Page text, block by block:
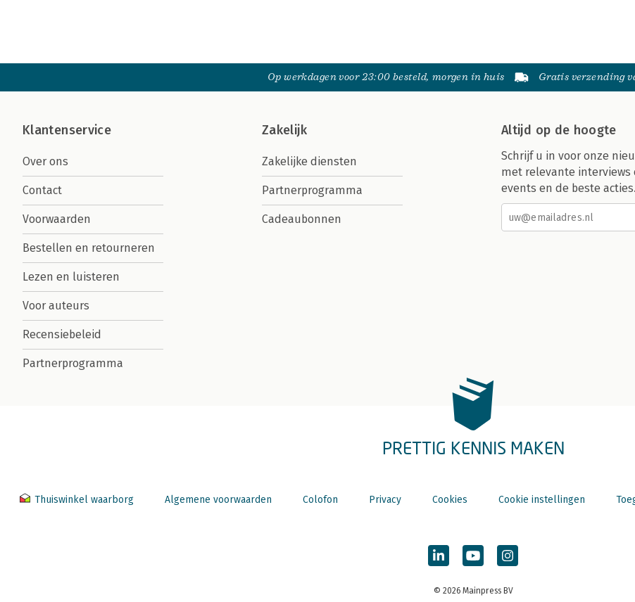
Op werkdagen voor 23:00 besteld, morgen in huis Gratis verzending
Klantenservice
Over ons
Contact
Voorwaarden
Bestellen en retourneren
Lezen en luisteren
Voor auteurs
Recensiebeleid
Partnerprogramma
Zakelijk
Zakelijke diensten
Partnerprogramma
Cadeaubonnen
Altijd op de hoogte
Schrijf u in voor onze
met relevante interviews
events en de beste acties.
PRETTIG KENNIS MAKEN
Thuiswinkel waarborg Algemene voorwaarden Colofon Privacy Cookies Cookie instellingen
© 2026 Mainpress BV